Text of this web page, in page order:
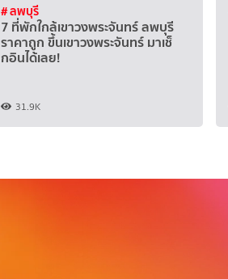
# ลพบุรี
7 ที่พักใกล้เขาวงพระจันทร์ ลพบุรี
ราคาถูก ขึ้นเขาวงพระจันทร์ มาเช็
กอินได้เลย!
31.9K